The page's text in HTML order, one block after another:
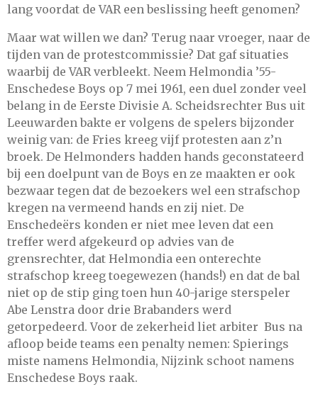
lang voordat de VAR een beslissing heeft genomen?
Maar wat willen we dan? Terug naar vroeger, naar de
tijden van de protestcommissie? Dat gaf situaties
waarbij de VAR verbleekt. Neem Helmondia ’55-
Enschedese Boys op 7 mei 1961, een duel zonder veel
belang in de Eerste Divisie A. Scheidsrechter Bus uit
Leeuwarden bakte er volgens de spelers bijzonder
weinig van: de Fries kreeg vijf protesten aan z’n
broek. De Helmonders hadden hands geconstateerd
bij een doelpunt van de Boys en ze maakten er ook
bezwaar tegen dat de bezoekers wel een strafschop
kregen na vermeend hands en zij niet. De
Enschedeërs konden er niet mee leven dat een
treffer werd afgekeurd op advies van de
grensrechter, dat Helmondia een onterechte
strafschop kreeg toegewezen (hands!) en dat de bal
niet op de stip ging toen hun 40-jarige sterspeler
Abe Lenstra door drie Brabanders werd
getorpedeerd. Voor de zekerheid liet arbiter Bus na
afloop beide teams een penalty nemen: Spierings
miste namens Helmondia, Nijzink schoot namens
Enschedese Boys raak.